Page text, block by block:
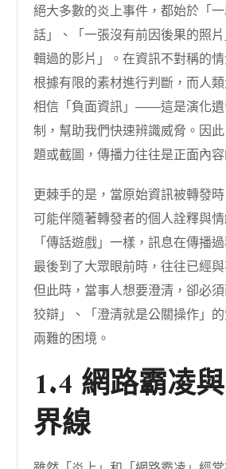
絕大多數的炎上事件，都始於「
話」、「一張沒有前因後果的照
輯過的影片」。在資訊不對稱的
根據有限的素材進行判斷，而人
相信「負面資訊」——這是演化遺
制，幫助我們快速辨識威脅。因
題或截圖，傳播力往往是正面內
更棘手的是，當原始資訊被轉發
可能伴隨著轉發者的個人詮釋與
「傳話遊戲」一樣，訊息在傳播
最後到了大眾眼前時，往往已經
但此時，當事人想要澄清，卻必
狡辯」、「澄清就是公關操作」
兩難的困境。
1.4 網路霸凌
界線